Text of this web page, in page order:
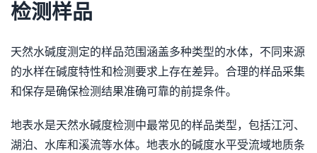
检测样品
天然水碱度测定的样品范围涵盖多种类型的水体，不同来源
的水样在碱度特性和检测要求上存在差异。合理的样品采集
和保存是确保检测结果准确可靠的前提条件。
地表水是天然水碱度检测中最常见的样品类型，包括江河、
湖泊、水库和溪流等水体。地表水的碱度水平受流域地质条